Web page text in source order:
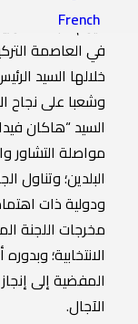
French
اليوم الجمعة،
في العاصمة
خلالها السيد
وشعبا على نجاح
السيد “هاكان
مواصلة التشاور
البلدين؛ وتناول
ودولية ذات
الانتخابية؛
المفضية إلى
الآجال.